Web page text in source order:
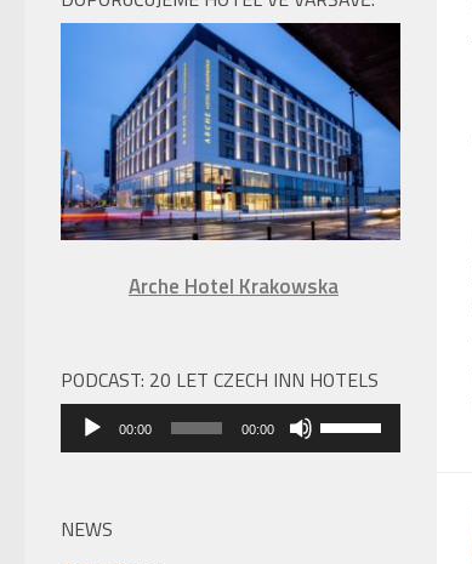
nebo
snížíte
úroveň
hlasitosti.
Arche Hotel Krakowska
PODCAST: 20 LET CZECH INN HOTELS
Audio
přehrávač
00:00 00:00
Použitím
šipek
NEWS